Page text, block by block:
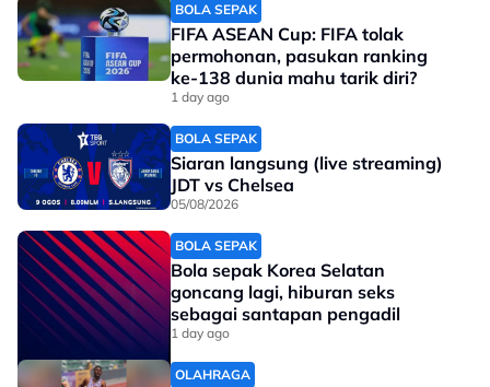
No node context available.
Related Topics
#Lontar Peluru #Sukan Asia
View this post on Instagram
A post shared by KBSMalaysia (@kbsmalaysia)
BOLA SEPAK
FIFA ASEAN Cup: FIFA tolak
permohonan, pasukan ranking
ke-138 dunia mahu tarik diri?
1 day ago
BOLA SEPAK
Siaran langsung (live streaming)
JDT vs Chelsea
05/08/2026
BOLA SEPAK
Bola sepak Korea Selatan
goncang lagi, hiburan seks
sebagai santapan pengadil
1 day ago
OLAHRAGA